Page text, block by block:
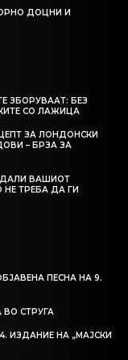
ДОЦНИ И
ЗБОРУВААТ: БЕЗ
СО ЛАЖИЦА
ЗА ЛОНДОНСКИ
– БРЗА ЗА
ДАЛИ ВАШИОТ
ТРЕБА ДА ГИ
ПЕСНА НА 9.
СТРУГА
ИЗДАНИЕ НА „МАЈСКИ